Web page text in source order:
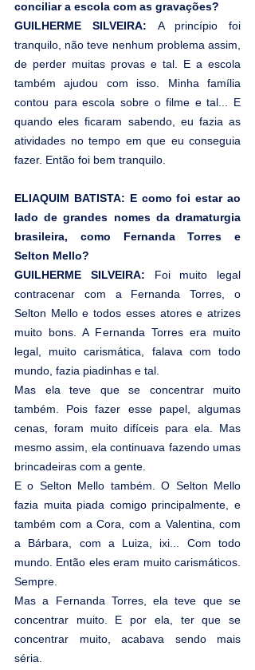
conciliar a escola com as gravações?
GUILHERME SILVEIRA: A princípio foi
tranquilo, não teve nenhum problema assim,
de perder muitas provas e tal. E a escola
também ajudou com isso. Minha família
contou para escola sobre o filme e tal... E
quando eles ficaram sabendo, eu fazia as
atividades no tempo em que eu conseguia
fazer. Então foi bem tranquilo.
ELIAQUIM BATISTA: E como foi estar ao
lado de grandes nomes da dramaturgia
brasileira, como Fernanda Torres e
Selton Mello?
GUILHERME SILVEIRA: Foi muito legal
contracenar com a Fernanda Torres, o
Selton Mello e todos esses atores e atrizes
muito bons. A Fernanda Torres era muito
legal, muito carismática, falava com todo
mundo, fazia piadinhas e tal.
Mas ela teve que se concentrar muito
também. Pois fazer esse papel, algumas
cenas, foram muito difíceis para ela. Mas
mesmo assim, ela continuava fazendo umas
brincadeiras com a gente.
E o Selton Mello também. O Selton Mello
fazia muita piada comigo principalmente, e
também com a Cora, com a Valentina, com
a Bárbara, com a Luiza, ixi... Com todo
mundo. Então eles eram muito carismáticos.
Sempre.
Mas a Fernanda Torres, ela teve que se
concentrar muito. E por ela, ter que se
concentrar muito, acabava sendo mais
séria.